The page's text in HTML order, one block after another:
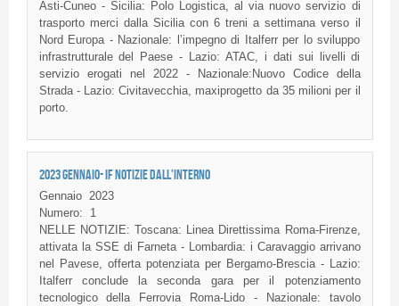
Asti-Cuneo - Sicilia: Polo Logistica, al via nuovo servizio di
trasporto merci dalla Sicilia con 6 treni a settimana verso il
Nord Europa - Nazionale: l’impegno di Italferr per lo sviluppo
infrastrutturale del Paese - Lazio: ATAC, i dati sui livelli di
servizio erogati nel 2022 - Nazionale:Nuovo Codice della
Strada - Lazio: Civitavecchia, maxiprogetto da 35 milioni per il
porto.
2023 GENNAIO- IF NOTIZIE DALL'INTERNO
Gennaio
2023
Numero:
1
NELLE NOTIZIE: Toscana: Linea Direttissima Roma-Firenze,
attivata la SSE di Farneta - Lombardia: i Caravaggio arrivano
nel Pavese, offerta potenziata per Bergamo-Brescia - Lazio:
Italferr conclude la seconda gara per il potenziamento
tecnologico della Ferrovia Roma-Lido - Nazionale: tavolo